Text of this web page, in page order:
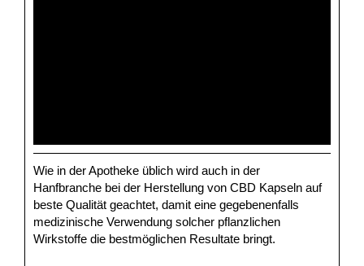
Wie in der Apotheke üblich wird auch in der
Hanfbranche bei der Herstellung von CBD Kapseln auf
beste Qualität geachtet, damit eine gegebenenfalls
medizinische Verwendung solcher pflanzlichen
Wirkstoffe die bestmöglichen Resultate bringt.